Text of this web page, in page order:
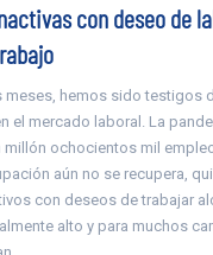
con deseo de
meses, hemos sido testigos
el mercado laboral. La
millón ochocientos mil
aún no se recupera,
con deseos de trabajar
alto y para muchos